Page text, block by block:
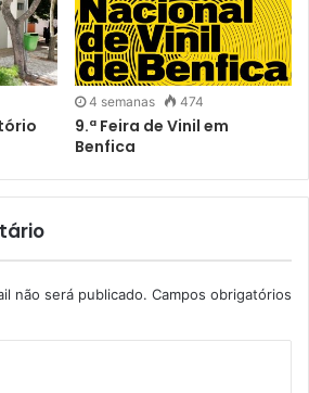
de Jogo é para maiores de 18 anos.
4 semanas 474
9.ª Feira de Vinil em
Benfica
não será publicado. Campos obrigatórios